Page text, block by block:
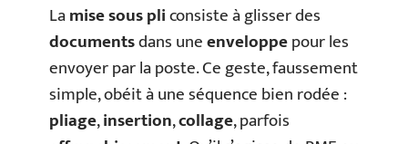
Lamise sous pliconsiste à glisser des
documentsdans uneenveloppepour les
envoyer par la poste. Ce geste, faussement
simple, obéit à une séquence bien rodée :
pliage,insertion,collage, parfois